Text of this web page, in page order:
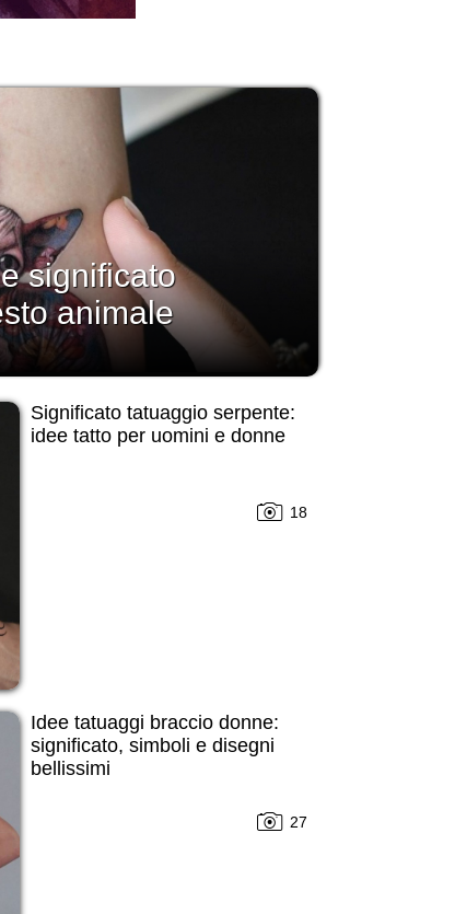
significato
animale
Significato tatuaggio serpente:
idee tatto per uomini e donne
18
Idee tatuaggi braccio donne:
significato, simboli e disegni
bellissimi
27